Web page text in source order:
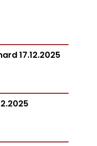
17.12.2025